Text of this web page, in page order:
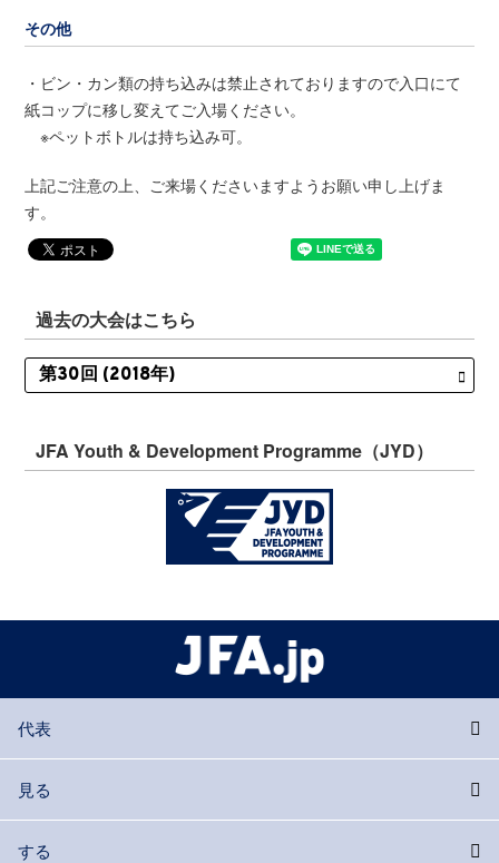
その他
・ビン・カン類の持ち込みは禁止されておりますので入口にて
紙コップに移し変えてご入場ください。
※ペットボトルは持ち込み可。
上記ご注意の上、ご来場くださいますようお願い申し上げま
す。
過去の大会はこちら
JFA Youth & Development Programme（JYD）
代表
見る
する